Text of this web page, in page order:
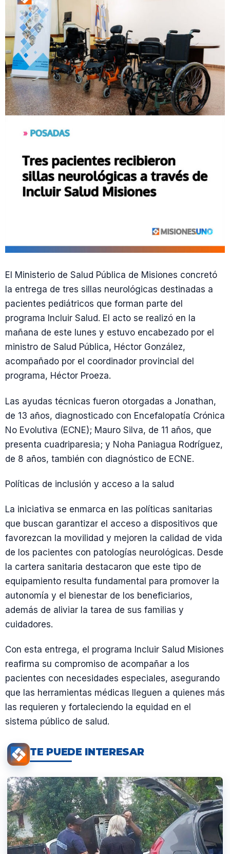
El Ministerio de Salud Pública de Misiones concretó
la entrega de tres sillas neurológicas destinadas a
pacientes pediátricos que forman parte del
programa Incluir Salud. El acto se realizó en la
mañana de este lunes y estuvo encabezado por el
ministro de Salud Pública, Héctor González,
acompañado por el coordinador provincial del
programa, Héctor Proeza.
Las ayudas técnicas fueron otorgadas a Jonathan,
de 13 años, diagnosticado con Encefalopatía Crónica
No Evolutiva (ECNE); Mauro Silva, de 11 años, que
presenta cuadriparesia; y Noha Paniagua Rodríguez,
de 8 años, también con diagnóstico de ECNE.
Políticas de inclusión y acceso a la salud
La iniciativa se enmarca en las políticas sanitarias
que buscan garantizar el acceso a dispositivos que
favorezcan la movilidad y mejoren la calidad de vida
de los pacientes con patologías neurológicas. Desde
la cartera sanitaria destacaron que este tipo de
equipamiento resulta fundamental para promover la
autonomía y el bienestar de los beneficiarios,
además de aliviar la tarea de sus familias y
cuidadores.
Con esta entrega, el programa Incluir Salud Misiones
reafirma su compromiso de acompañar a los
pacientes con necesidades especiales, asegurando
que las herramientas médicas lleguen a quienes más
las requieren y fortaleciendo la equidad en el
sistema público de salud.
TE PUEDE INTERESAR